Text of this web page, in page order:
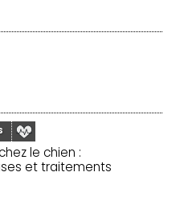
le chien :
et traitements